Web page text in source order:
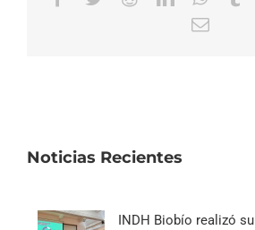
Correo
Noticias Recientes
INDH Biobío realizó